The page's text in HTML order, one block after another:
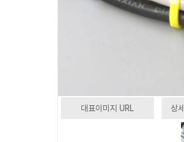
대표이미지 URL 상